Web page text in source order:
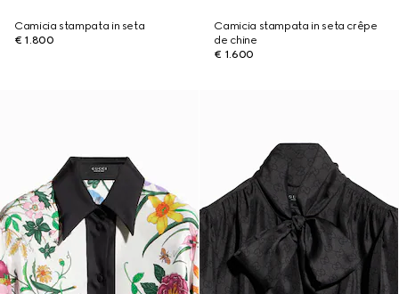
Camicia stampata in seta
€ 1.800
Camicia stampata in seta crêpe
de chine
€ 1.600